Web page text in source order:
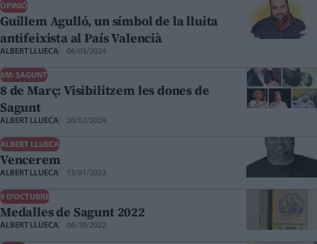
OPINIÓ
Guillem Agulló, un símbol de la lluita
antifeixista al País Valencià
ALBERT LLUECA 06/03/2024
8M: SAGUNT
8 de Març: Visibilitzem les dones de
Sagunt
ALBERT LLUECA 26/02/2024
ALBERT LLUECA
Vencerem
ALBERT LLUECA 13/01/2023
9 D'OCTUBRE
Medalles de Sagunt 2022
ALBERT LLUECA 06/10/2022